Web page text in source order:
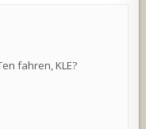
fahren, KLE?